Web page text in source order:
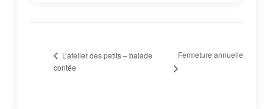
L’atelier des petits – balade
contée
Fermeture annuelle